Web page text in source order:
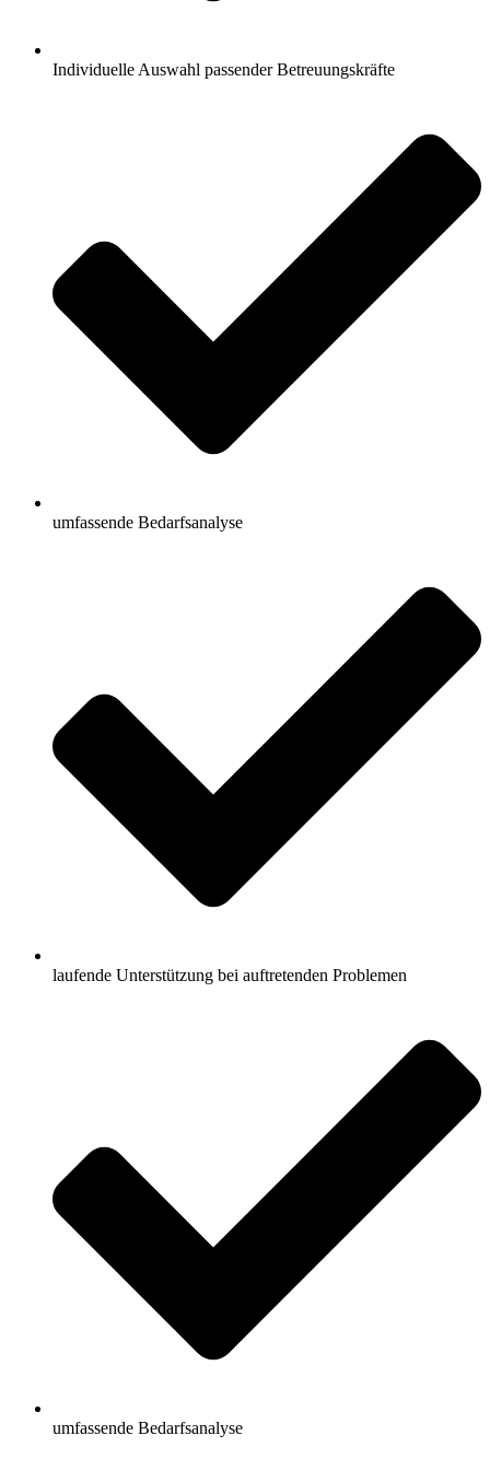
Individuelle Auswahl passender Betreuungskräfte
umfassende Bedarfsanalyse
laufende Unterstützung bei auftretenden Problemen
umfassende Bedarfsanalyse